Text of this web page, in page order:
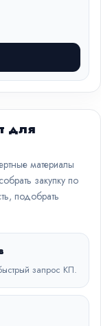
для
материалы
закупку по
подобрать
запрос КП.